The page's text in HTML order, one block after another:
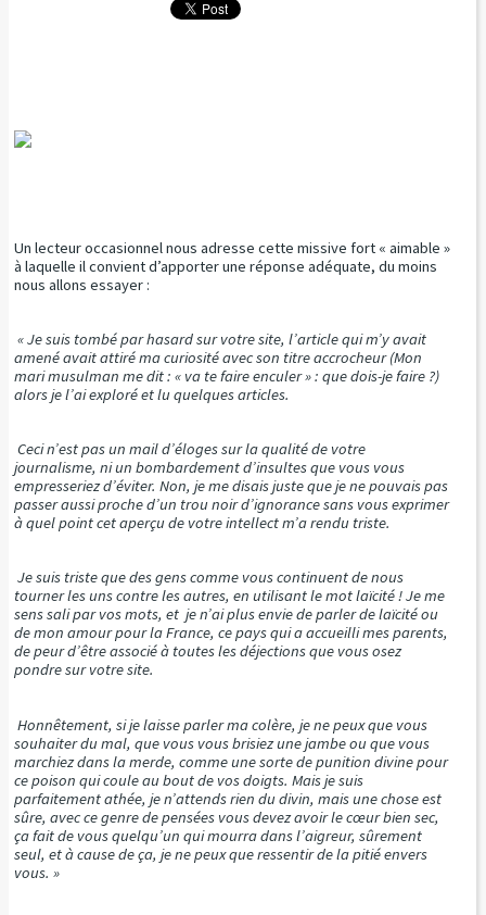
Un lecteur occasionnel nous adresse cette missive fort « aimable »
à laquelle il convient d’apporter une réponse adéquate, du moins
nous allons essayer :
« Je suis tombé par hasard sur votre site, l’article qui m’y avait
amené avait attiré ma curiosité avec son titre accrocheur (Mon
mari musulman me dit : « va te faire enculer » : que dois-je faire ?)
alors je l’ai exploré et lu quelques articles.
Ceci n’est pas un mail d’éloges sur la qualité de votre
journalisme, ni un bombardement d’insultes que vous vous
empresseriez d’éviter. Non, je me disais juste que je ne pouvais pas
passer aussi proche d’un trou noir d’ignorance sans vous exprimer
à quel point cet aperçu de votre intellect m’a rendu triste.
Je suis triste que des gens comme vous continuent de nous
tourner les uns contre les autres, en utilisant le mot laïcité ! Je me
sens sali par vos mots, et je n’ai plus envie de parler de laïcité ou
de mon amour pour la France, ce pays qui a accueilli mes parents,
de peur d’être associé à toutes les déjections que vous osez
pondre sur votre site.
Honnêtement, si je laisse parler ma colère, je ne peux que vous
souhaiter du mal, que vous vous brisiez une jambe ou que vous
marchiez dans la merde, comme une sorte de punition divine pour
ce poison qui coule au bout de vos doigts. Mais je suis
parfaitement athée, je n’attends rien du divin, mais une chose est
sûre, avec ce genre de pensées vous devez avoir le cœur bien sec,
ça fait de vous quelqu’un qui mourra dans l’aigreur, sûrement
seul, et à cause de ça, je ne peux que ressentir de la pitié envers
vous. »